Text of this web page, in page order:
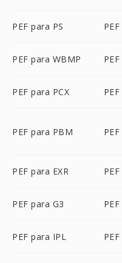
PEF para PS
PEF para WBMP
PEF para PCX
PEF para PBM
PEF para EXR
PEF para G3
PEF para IPL